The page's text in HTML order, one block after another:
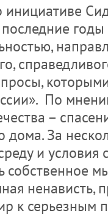
инициативе
По
–
дома. За
и условия
собственное
ненависть,
к серьезным